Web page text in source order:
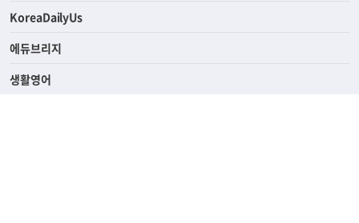
KoreaDailyUs
에듀브리지
생활영어